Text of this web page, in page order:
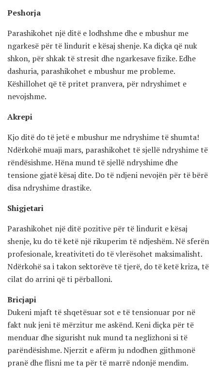
Peshorja
Parashikohet një ditë e lodhshme dhe e mbushur me
ngarkesë për të lindurit e kësaj shenje. Ka diçka që nuk
shkon, për shkak të stresit dhe ngarkesave fizike. Edhe
dashuria, parashikohet e mbushur me probleme.
Këshillohet që të pritet pranvera, për ndryshimet e
nevojshme.
Akrepi
Kjo ditë do të jetë e mbushur me ndryshime të shumta!
Ndërkohë muaji mars, parashikohet të sjellë ndryshime të
rëndësishme. Hëna mund të sjellë ndryshime dhe
tensione gjatë kësaj dite. Do të ndjeni nevojën për të bërë
disa ndryshime drastike.
Shigjetari
Parashikohet një ditë pozitive për të lindurit e kësaj
shenje, ku do të ketë një rikuperim të ndjeshëm. Në sferën
profesionale, kreativiteti do të vlerësohet maksimalisht.
Ndërkohë sa i takon sektorëve të tjerë, do të ketë kriza, të
cilat do arrini që ti përballoni.
Bricjapi
Dukeni mjaft të shqetësuar sot e të tensionuar por në
fakt nuk jeni të mërzitur me askënd. Keni diçka për të
menduar dhe sigurisht nuk mund ta neglizhoni si të
parëndësishme. Njerzit e afërm ju ndodhen gjithmonë
pranë dhe flisni me ta për të marrë ndonjë mendim.